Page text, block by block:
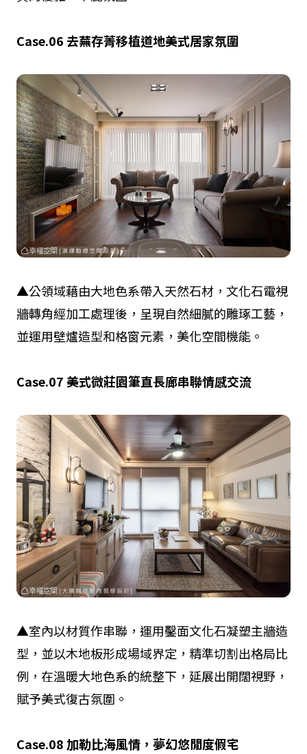
Case.06去蕪存菁移植道地美式居家氛圍
▲公領域藉由大地色系帶入天然石材，文化石電視
牆轉角經加工處理後，呈現自然細膩的雕琢工藝，
並運用壁爐造型和格窗元素，美化空間機能。
Case.07美式微莊園筆直長廊串聯情感交流
▲室內以材質作串聯，運用鑿面文化石凝塑主牆造
型，並以木地板形成場域界定，精準切割出格局比
例，在溫暖大地色系的統整下，延展出開闊視野，
賦予美式復古氛圍。
Case.08加勒比海風情，夢幻悠閒度假宅